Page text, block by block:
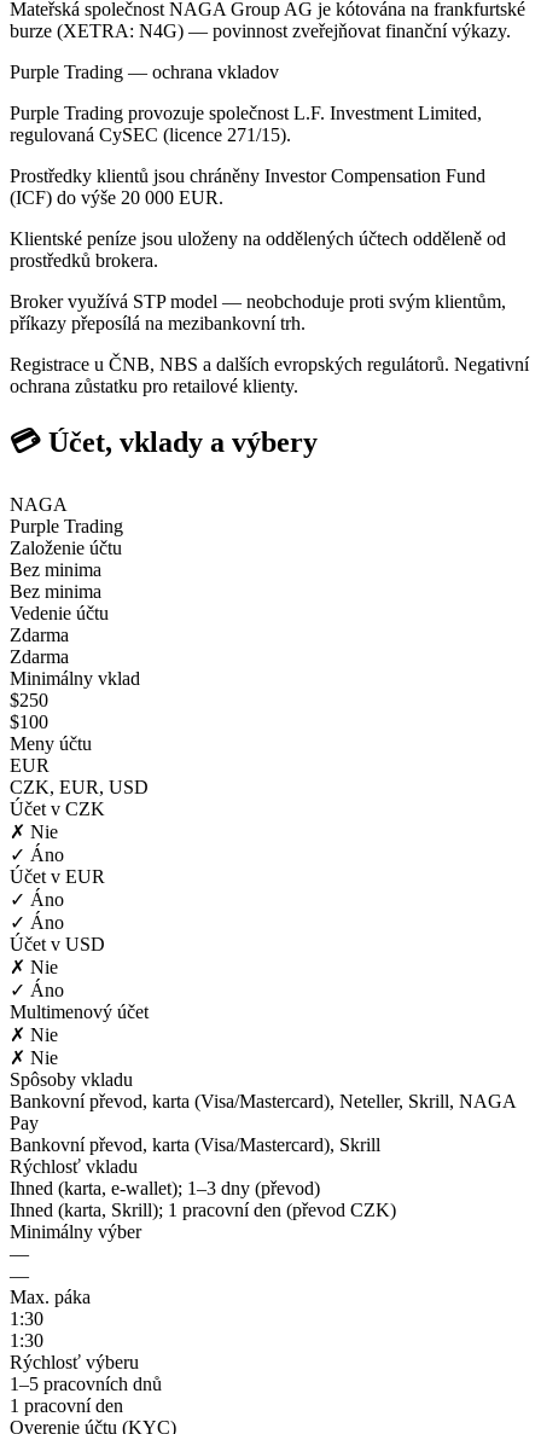
Mateřská společnost NAGA Group AG je kótována na frankfurtské
burze (XETRA: N4G) — povinnost zveřejňovat finanční výkazy.
Purple Trading — ochrana vkladov
Purple Trading provozuje společnost L.F. Investment Limited,
regulovaná CySEC (licence 271/15).
Prostředky klientů jsou chráněny Investor Compensation Fund
(ICF) do výše 20 000 EUR.
Klientské peníze jsou uloženy na oddělených účtech odděleně od
prostředků brokera.
Broker využívá STP model — neobchoduje proti svým klientům,
příkazy přeposílá na mezibankovní trh.
Registrace u ČNB, NBS a dalších evropských regulátorů. Negativní
ochrana zůstatku pro retailové klienty.
💳 Účet, vklady a výbery
NAGA
Purple Trading
Založenie účtu
Bez minima
Bez minima
Vedenie účtu
Zdarma
Zdarma
Minimálny vklad
$250
$100
Meny účtu
EUR
CZK, EUR, USD
Účet v CZK
✗ Nie
✓ Áno
Účet v EUR
✓ Áno
✓ Áno
Účet v USD
✗ Nie
✓ Áno
Multimenový účet
✗ Nie
✗ Nie
Spôsoby vkladu
Bankovní převod, karta (Visa/Mastercard), Neteller, Skrill, NAGA
Pay
Bankovní převod, karta (Visa/Mastercard), Skrill
Rýchlosť vkladu
Ihned (karta, e-wallet); 1–3 dny (převod)
Ihned (karta, Skrill); 1 pracovní den (převod CZK)
Minimálny výber
—
—
Max. páka
1:30
1:30
Rýchlosť výberu
1–5 pracovních dnů
1 pracovní den
Overenie účtu (KYC)